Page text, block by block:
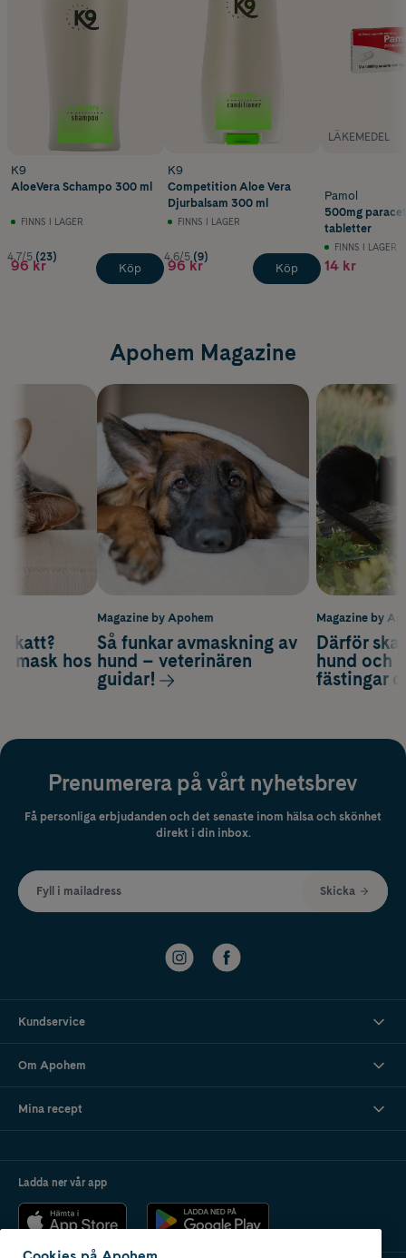
K9
AloeVera Schampo 300 ml
FINNS I LAGER
4.7/5 (23)
96 kr Köp
K9
Competition Aloe Vera
Djurbalsam 300 ml
FINNS I LAGER
4.6/5 (9)
96 kr Köp
LÄKEMEDEL
Pamol
500mg
tabletter
FINNS I LAGER
14 kr
Apohem Magazine
Magazine by
Därför
hund och
fästingar
katt?
mask hos
Magazine by Apohem
Så funkar avmaskning av
hund – veterinären
guidar!
Prenumerera på vårt nyhetsbrev
Få personliga erbjudanden och det senaste inom hälsa och skönhet
direkt i din inbox.
Fyll i mailadress Skicka
Kundservice
Om Apohem
Mina recept
Ladda ner vår app